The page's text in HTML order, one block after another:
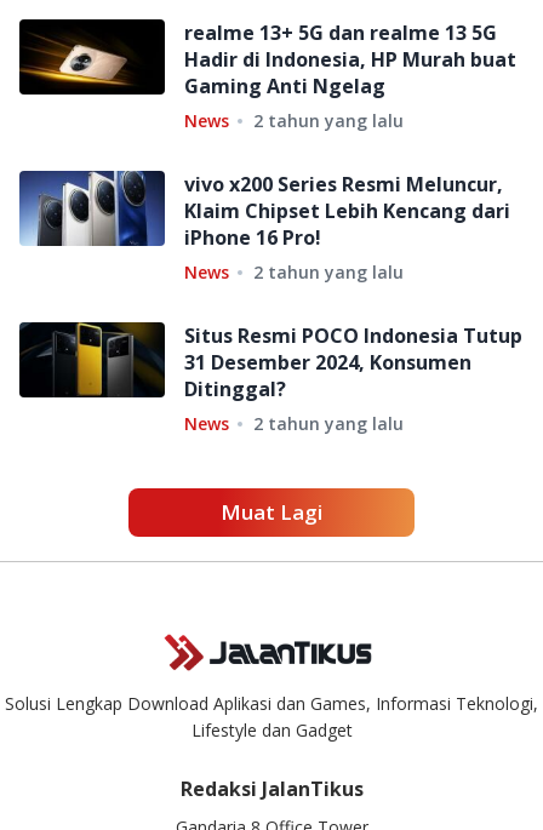
realme 13+ 5G dan realme 13 5G
Hadir di Indonesia, HP Murah buat
Gaming Anti Ngelag
News 2 tahun yang lalu
vivo x200 Series Resmi Meluncur,
Klaim Chipset Lebih Kencang dari
iPhone 16 Pro!
News 2 tahun yang lalu
Situs Resmi POCO Indonesia Tutup
31 Desember 2024, Konsumen
Ditinggal?
News 2 tahun yang lalu
Muat Lagi
Solusi Lengkap Download Aplikasi dan Games, Informasi Teknologi,
Lifestyle dan Gadget
Redaksi JalanTikus